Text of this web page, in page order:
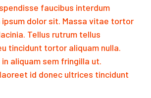
faucibus interdum
ipsum dolor sit. Massa vitae tortor
Tellus rutrum tellus
tincidunt tortor aliquam nulla.
aliquam sem fringilla ut.
id donec ultrices tincidunt